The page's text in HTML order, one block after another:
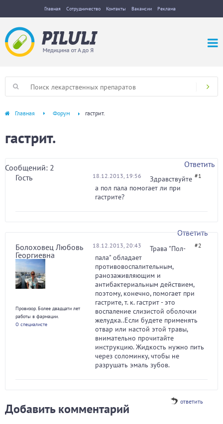
Главная Сотрудничество Контакты Вакансии Реклама
Главная Форум гастрит.
гастрит.
Сообщений: 2
Ответить
Гость
18.12.2013, 19:56 #1
Здравствуйте
а пол пала помогает ли при
гастрите?
Ответить
Болоховец Любовь
Георгиевна
Провизор. Более двадцати лет
работы в фармации.
О специалисте
18.12.2013, 20:43 #2
Трава "Пол-
пала" обладает
противовоспалительным,
ранозаживляющим и
антибактериальным действием,
поэтому, конечно, помогает при
гастрите, т. к. гастрит - это
воспаление слизистой оболочки
желудка..Если будете применять
отвар или настой этой травы,
внимательно прочитайте
инструкцию. Жидкость нужно пить
через соломинку, чтобы не
разрушать эмаль зубов.
ответить
Добавить комментарий